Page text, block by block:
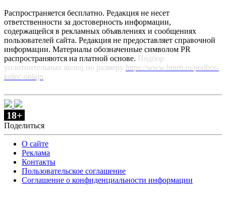
Распространяется бесплатно. Редакция не несет
ответственности за достоверность информации,
содержащейся в рекламных объявлениях и сообщениях
пользователей сайта. Редакция не предоставляет справочной
информации. Материалы обозначенные символом PR
распространяются на платной основе. Подбор
уплотнительных колец по размеру https://www.binrti.ru/podbor-
kolec-onlajn
18+
Поделиться
О сайте
Реклама
Контакты
Пользовательское соглашение
Соглашение о конфиденциальности информации